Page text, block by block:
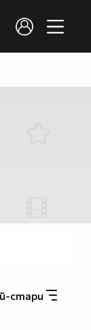
стари